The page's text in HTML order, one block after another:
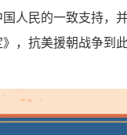
人民的一致支持，
，抗美援朝战争到